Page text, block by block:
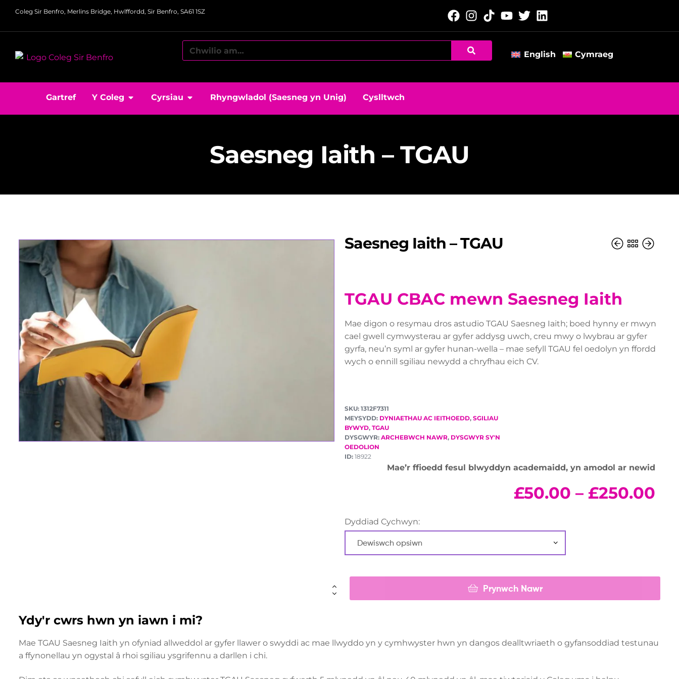
Coleg Sir Benfro, Merlins Bridge, Hwlffordd, Sir Benfro, SA61 1SZ
English Cymraeg
Gartref Y Coleg Cyrsiau Rhyngwladol (Saesneg yn Unig) Cyslltwch
Saesneg Iaith – TGAU
Saesneg Iaith – TGAU
TGAU CBAC mewn Saesneg Iaith
Mae digon o resymau dros astudio TGAU Saesneg Iaith; boed hynny er mwyn
cael gwell cymwysterau ar gyfer addysg uwch, creu mwy o lwybrau ar gyfer
gyrfa, neu’n syml ar gyfer hunan-wella – mae sefyll TGAU fel oedolyn yn ffordd
wych o ennill sgiliau newydd a chryfhau eich CV.
SKU: 1312F7311
MEYSYDD: DYNIAETHAU AC IEITHOEDD, SGILIAU
BYWYD, TGAU
DYSGWYR: ARCHEBWCH NAWR, DYSGWYR SY'N
OEDOLION
ID: 18922
Mae’r ffioedd fesul blwyddyn academaidd, yn amodol ar newid
£50.00 – £250.00
Dyddiad Cychwyn:
Prynwch Nawr
Ydy'r cwrs hwn yn iawn i mi?
Mae TGAU Saesneg Iaith yn ofyniad allweddol ar gyfer llawer o swyddi ac mae llwyddo yn y cymhwyster hwn yn dangos dealltwriaeth o gyfansoddiad testunau
a ffynonellau yn ogystal â rhoi sgiliau ysgrifennu a darllen i chi.